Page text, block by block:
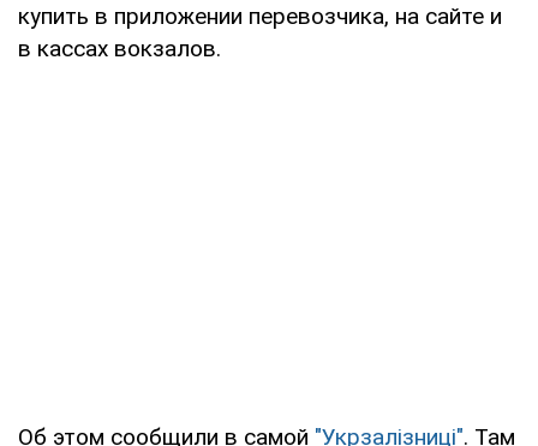
купить в приложении перевозчика, на сайте и
в кассах вокзалов.
Об этом сообщили в самой "Укрзалізниці". Там